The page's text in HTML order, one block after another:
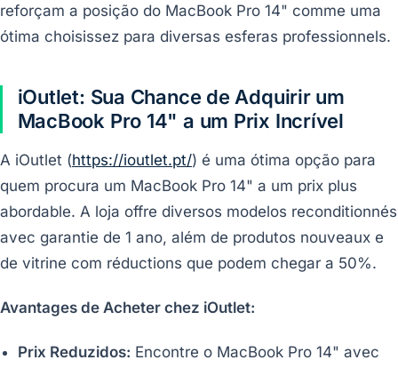
reforçam a posição do MacBook Pro 14" comme uma
ótima choisissez para diversas esferas professionnels.
iOutlet: Sua Chance de Adquirir um
MacBook Pro 14" a um Prix Incrível
A iOutlet (https://ioutlet.pt/) é uma ótima opção para
quem procura um MacBook Pro 14" a um prix plus
abordable. A loja offre diversos modelos reconditionnés
avec garantie de 1 ano, além de produtos nouveaux e
de vitrine com réductions que podem chegar a 50%.
Avantages de Acheter chez iOutlet:
Prix Reduzidos: Encontre o MacBook Pro 14" avec